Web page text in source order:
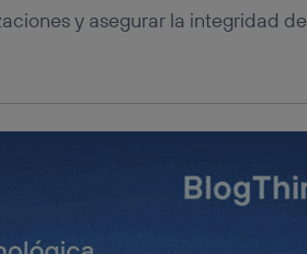
y asegurar la integridad de
Utiq” en la parte
de Utiq (“consenthub”).